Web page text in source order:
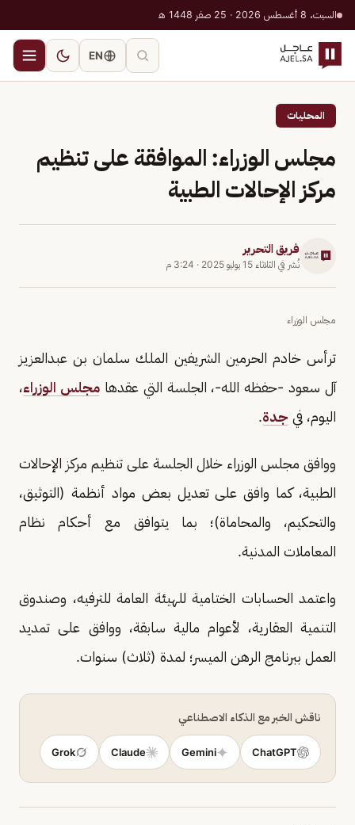
السبت، 8 أغسطس 2026 · 25 صفر 1448 هـ
EN
المحليات
مجلس الوزراء: الموافقة على تنظيم
مركز الإحالات الطبية
فريق التحرير
نُشر في الثلاثاء 15 يوليو 2025 · 3:24 م
مجلس الوزراء
ترأس خادم الحرمين الشريفين الملك سلمان بن عبدالعزيز
آل سعود -حفظه الله-، الجلسة التي عقدهامجلس الوزراء،
اليوم، في جدة.
ووافق مجلس الوزراء خلال الجلسة على تنظيم مركز الإحالات
الطبية، كما وافق على تعديل بعض مواد أنظمة (التوثيق،
والتحكيم، والمحاماة)؛ بما يتوافق مع أحكام نظام
المعاملات المدنية.
واعتمد الحسابات الختامية للهيئة العامة للترفيه، وصندوق
التنمية العقارية، لأعوام مالية سابقة، ووافق على تمديد
العمل ببرنامج الرهن الميسر؛ لمدة (ثلاث) سنوات.
ناقش الخبر مع الذكاء الاصطناعي
ChatGPT
Gemini
Claude
Grok